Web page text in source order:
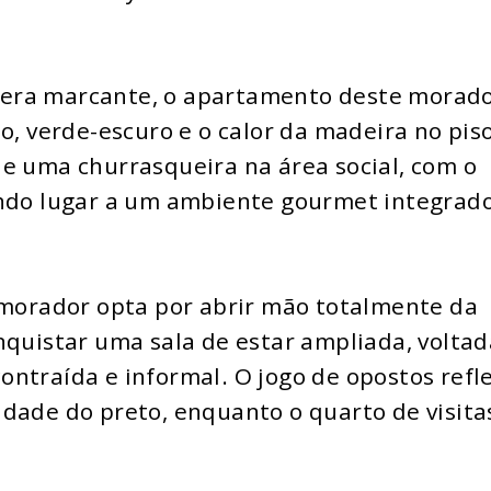
marcante, o apartamento deste
verde-escuro e o calor da madeira no
uma churrasqueira na área social, com o
lugar a um ambiente gourmet
opta por abrir mão totalmente da
uma sala de estar ampliada,
e informal. O jogo de opostos
do preto, enquanto o quarto de